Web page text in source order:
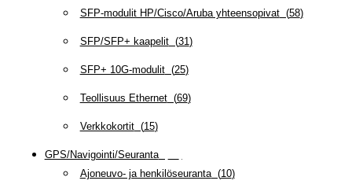
SFP-modulit HP/Cisco/Aruba yhteensopivat(58)
SFP/SFP+ kaapelit(31)
SFP+ 10G-modulit(25)
Teollisuus Ethernet(69)
Verkkokortit(15)
GPS/Navigointi/Seuranta(
Ajoneuvo- ja henkilöseuranta(10)